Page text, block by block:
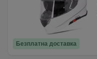
Безплатна доставка